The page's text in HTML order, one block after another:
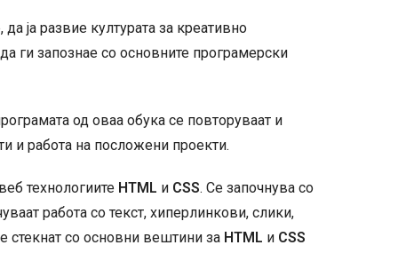
ја развие културата за креативно
ги запознае со основните програмерски
од оваа обука се повторуваат и
и работа на посложени проекти.
технологиите HTML и CSS. Се започнува со
работа со текст, хиперлинкови, слики,
стекнат со основни вештини за HTML и CSS